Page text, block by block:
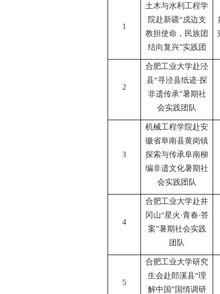
1
土木与水利工程学
院赴新疆“戍边支
教担使命，民族团
结向复兴”实践团
2
合肥工业大学赴泾
县“寻泾县纸迹·探
非遗传承”暑期社
会实践团队
3
机械工程学院赴安
徽省阜南县黄岗镇
探索与传承阜南柳
编非遗文化暑期社
会实践团队
4
合肥工业大学赴井
冈山“星火·青春·答
案”暑期社会实践
团队
5
合肥工业大学研究
生会赴郎溪县“理
解中国”国情调研